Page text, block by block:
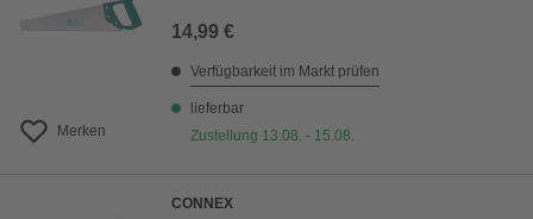
Merken
14,99 €
Verfügbarkeit im Markt prüfen
lieferbar
Zustellung 13.08. - 15.08.
CONNEX